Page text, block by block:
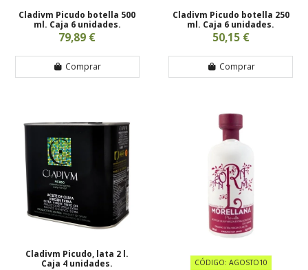
Cladivm Picudo botella 500
ml. Caja 6 unidades.
79,89 €
Comprar
Cladivm Picudo botella 250
ml. Caja 6 unidades.
50,15 €
Comprar
Cladivm Picudo, lata 2 l.
Caja 4 unidades.
CÓDIGO: AGOSTO10